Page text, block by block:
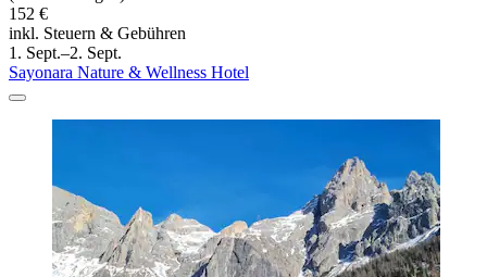
152 €
inkl. Steuern & Gebühren
1. Sept.–2. Sept.
Sayonara Nature & Wellness Hotel